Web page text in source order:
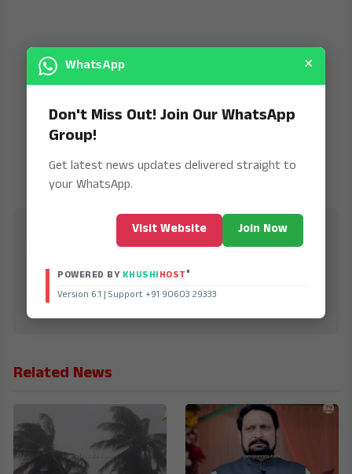
Jana Jeevala
From INDIA. Karnataka, National & International,
Education, Sports, Science, Current Affairs. Latest
Breaking News From India & Around the World.
Related News
WhatsApp ×
Don't Miss Out! Join Our WhatsApp
Group!
Get latest news updates delivered straight to
your WhatsApp.
Visit Website Join Now
POWERED BY KHUSHIHOST®
Version 6.1 | Support +91 90603 29333